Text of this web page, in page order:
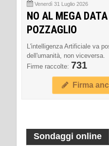
Venerdì 31 Luglio 2026
NO AL MEGA
POZZAGLIO
L'intelligenza Artificiale va
dell'umanità, non viceversa.
Firme raccolte: 731
Firma
Sondaggi online